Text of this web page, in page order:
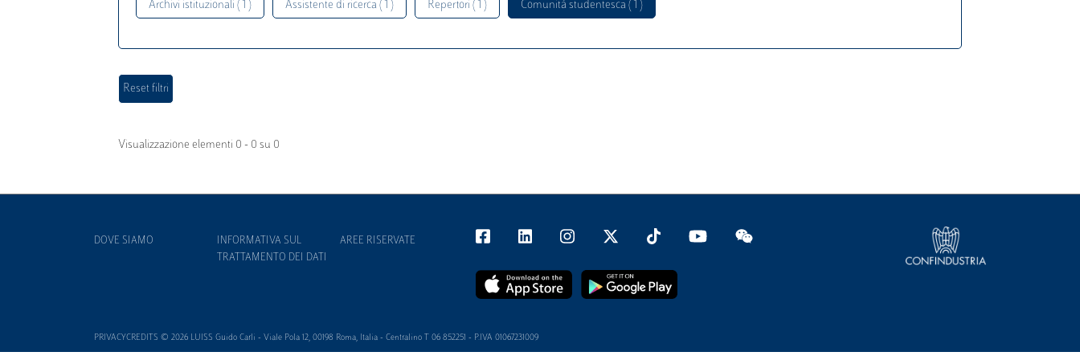
Archivi istituzionali ( 1 ) Assistente di ricerca ( 1 ) Repertori ( 1 ) Comunità studentesca ( 1 )
Visualizzazione elementi 0 - 0 su 0
DOVE SIAMO
INFORMATIVA SUL
TRATTAMENTO DEI DATI
AREE RISERVATE
PRIVACYCREDITS © 2026 LUISS Guido Carli - Viale Pola 12, 00198 Roma, Italia - Centralino T 06 852251 - P.IVA 01067231009